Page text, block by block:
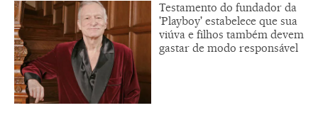
Testamento do fundador da
'Playboy' estabelece que sua
viúva e filhos também devem
gastar de modo responsável